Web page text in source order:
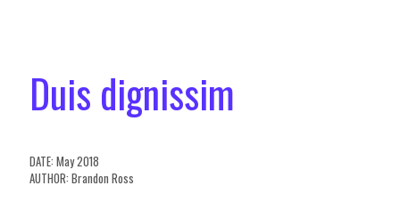
Duis dignissim
DATE: May 2018
AUTHOR: Brandon Ross